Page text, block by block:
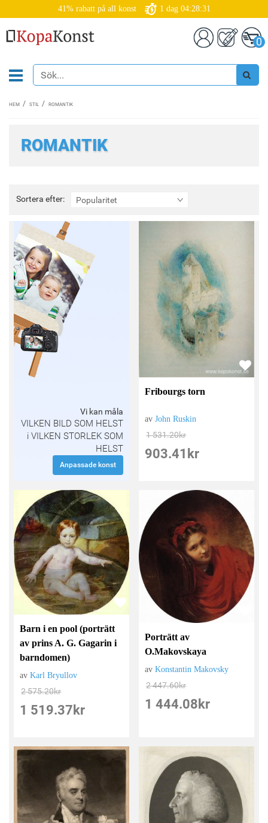
41% rabatt på all konst 1 dag 04:28:28
0
HEM STIL ROMANTIK
ROMANTIK
Sortera efter: Popularitet
Sortera
efter:
Vi kan måla
VILKEN BILD SOM HELST
i VILKEN STORLEK SOM
HELST
Anpassade konst
Fribourgs torn
avJohn Ruskin
1 531.20kr
903.41 kr
Barn i en pool (porträtt
av prins A. G. Gagarin i
barndomen)
avKarl Bryullov
2 575.20kr
1 519.37 kr
Porträtt av
O.Makovskaya
avKonstantin Makovsky
2 447.60kr
1 444.08 kr